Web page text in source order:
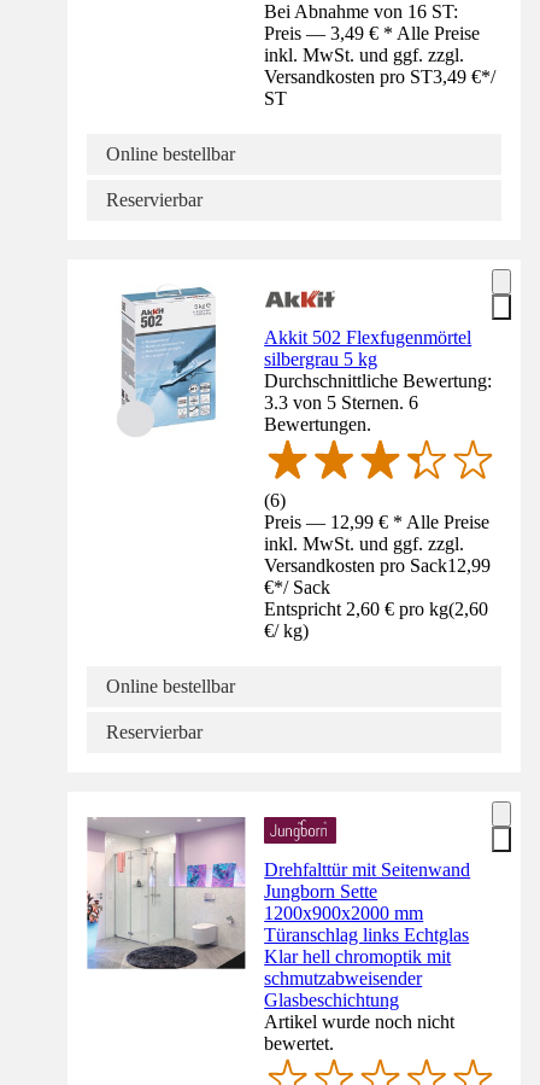
Bei Abnahme von 16 ST:
Preis — 3,49 € * Alle Preise
inkl. MwSt. und ggf. zzgl.
Versandkosten pro ST3,49 €*/
ST
Online bestellbar
Reservierbar
Akkit 502 Flexfugenmörtel
silbergrau 5 kg
Durchschnittliche Bewertung:
3.3 von 5 Sternen. 6
Bewertungen.
(6)
Preis — 12,99 € * Alle Preise
inkl. MwSt. und ggf. zzgl.
Versandkosten pro Sack12,99
€*/ Sack
Entspricht 2,60 € pro kg(2,60
€/ kg)
Online bestellbar
Reservierbar
Drehfalttür mit Seitenwand
Jungborn Sette
1200x900x2000 mm
Türanschlag links Echtglas
Klar hell chromoptik mit
schmutzabweisender
Glasbeschichtung
Artikel wurde noch nicht
bewertet.